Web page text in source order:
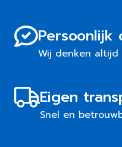
Persoonlijk
Wij denken
Eigen
Snel en